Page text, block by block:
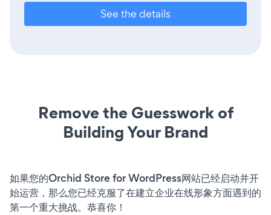
See the details
Remove the Guesswork of
Building Your Brand
如果您的Orchid Store for WordPress网站已经启动并开
始运营，那么您已经克服了在建立企业在线形象方面遇到的
第一个重大挑战。恭喜你！